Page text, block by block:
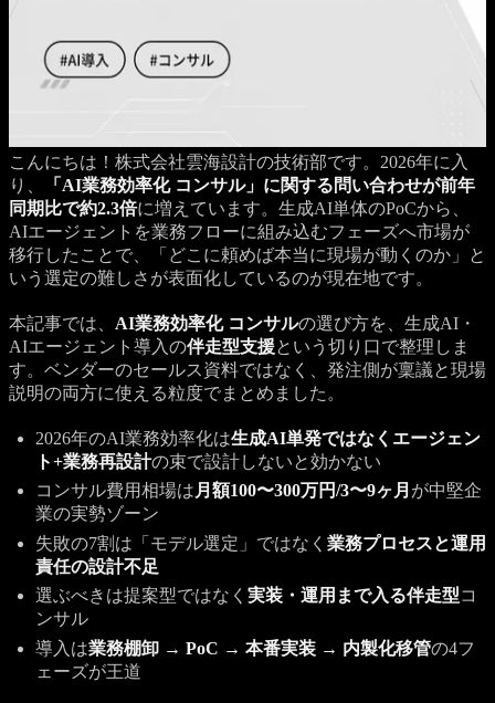
こんにちは！株式会社雲海設計の技術部です。2026年に入
り、
「AI業務効率化 コンサル」に関する問い合わせが前年
同期比で約2.3倍に増えています。生成AI単体のPoCから、
AIエージェントを業務フローに組み込むフェーズへ市場が
移行したことで、「どこに頼めば本当に現場が動くのか」と
いう選定の難しさが表面化しているのが現在地です。
本記事では、 AI業務効率化 コンサルの選び方を、生成AI・
AIエージェント導入の伴走型支援という切り口で整理しま
す。ベンダーのセールス資料ではなく、発注側が稟議と現場
説明の両方に使える粒度でまとめました。
2026年のAI業務効率化は生成AI単発ではなくエージェン
ト+業務再設計の束で設計しないと効かない
コンサル費用相場は 月額100〜300万円/3〜9ヶ月 が中堅企
業の実勢ゾーン
失敗の7割は「モデル選定」ではなく 業務プロセスと運用
責任の設計不足
選ぶべきは提案型ではなく 実装・運用まで入る伴走型コ
ンサル
導入は業務棚卸 → PoC → 本番実装 → 内製化移管の4フ
ェーズが王道